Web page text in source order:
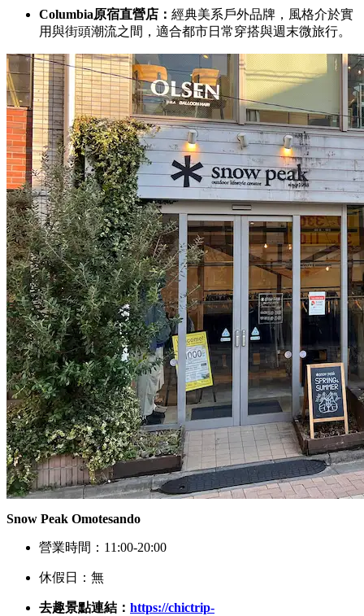
Columbia原宿直營店： 經典美系戶外品牌，風格介於實
用與街頭潮流之間，適合都市日常穿搭與週末微旅行。
Snow Peak Omotesando
營業時間：11:00-20:00
休假日：無
去趣景點連結： https://chictrip-